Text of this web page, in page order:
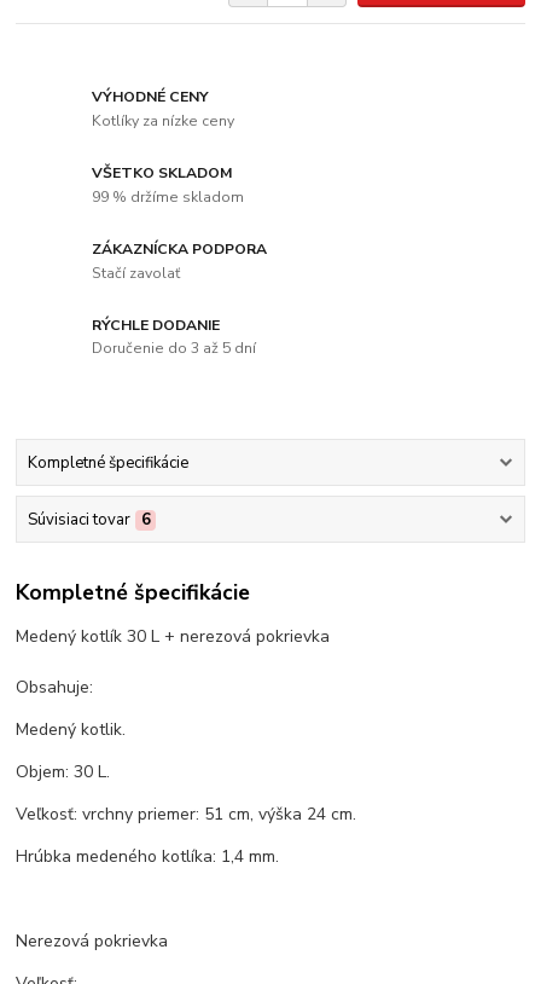
VÝHODNÉ CENY
Kotlíky za nízke ceny
VŠETKO SKLADOM
99 % držíme skladom
ZÁKAZNÍCKA PODPORA
Stačí zavolať
RÝCHLE DODANIE
Doručenie do 3 až 5 dní
Kompletné špecifikácie
Súvisiaci tovar 6
Kompletné špecifikácie
Medený kotlík 30 L + nerezová pokrievka
Obsahuje:
Medený kotlik.
Objem: 30 L.
Veľkosť: vrchny priemer: 51 cm, výška 24 cm.
Hrúbka medeného kotlíka: 1,4 mm.
Nerezová pokrievka